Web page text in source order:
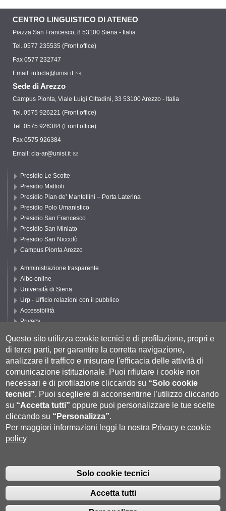
CENTRO LINGUISTICO DI ATENEO
Piazza San Francesco, 8 53100 Siena - Italia
Tel. 0577 235535 (Front office)
Fax 0577 232747
Email: infocla@unisi.it
Sede di Arezzo
Campus Pionta, Viale Luigi Cittadini, 33 53100 Arezzo - Italia
Tel. 0575 926221 (Front office)
Tel. 0575 926384 (Front office)
Fax 0575 926384
Email: cla-ar@unisi.it
Presidio Le Scotte
Presidio Mattioli
Presidio Pian de’ Mantellini – Porta Laterina
Presidio Polo Umanistico
Presidio San Francesco
Presidio San Miniato
Presidio San Niccolò
Campus Pionta Arezzo
Amministrazione trasparente
Albo online
Università di Siena
Urp - Ufficio relazioni con il pubblico
Accessibilità
Privacy
Segui CLA
P.IVA 00273530527 | C.F. 80002070524 |Coordinate bancarie|Caselle
Pec: Posta Elettronica Certificata|Fatturazione Elettronica
- URP - Ufficio Relazioni con il Pubblico Tel.
0577 235555 (dal lunedì al venerdì dalle 9.30 alle 10.30)
Questo sito utilizza cookie tecnici e di profilazione, propri e
di terze parti, per garantire la corretta navigazione,
analizzare il traffico e misurare l'efficacia delle attività di
comunicazione istituzionale. Puoi rifiutare i cookie non
necessari e di profilazione cliccando su “Solo cookie
tecnici”. Puoi scegliere di acconsentirne l’utilizzo cliccando
su “Accetta tutti” oppure puoi personalizzare le tue scelte
cliccando su “Personalizza”.
Per maggiori informazioni leggi la nostra Privacy e cookie
policy
Solo cookie tecnici
Accetta tutti